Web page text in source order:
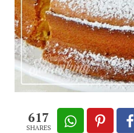
617
SHARES